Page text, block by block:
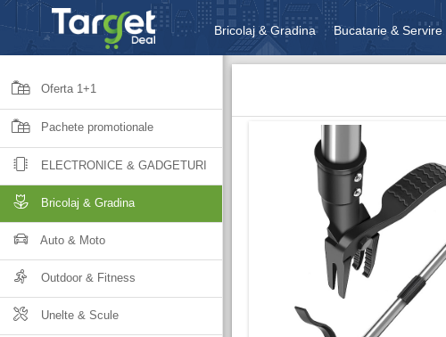
Bricolaj & Gradina Bucatarie & Servire
Unelte & Scule Jucarii, Copii & Bebe
Oferta 1+1
Pachete promotionale
ELECTRONICE & GADGETURI
Bricolaj & Gradina
Auto & Moto
Outdoor & Fitness
Unelte & Scule